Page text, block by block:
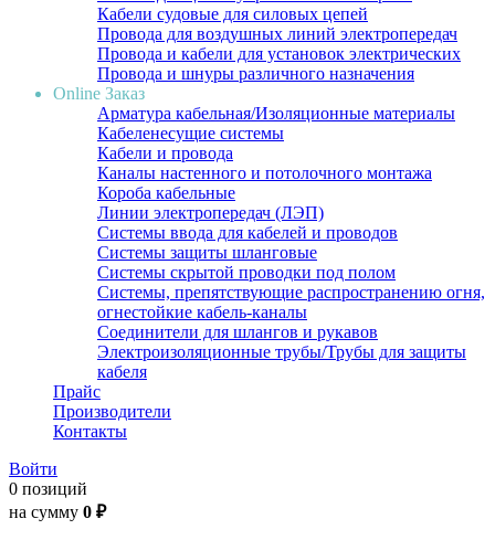
Кабели судовые для силовых цепей
Провода для воздушных линий электропередач
Провода и кабели для установок электрических
Провода и шнуры различного назначения
Online Заказ
Арматура кабельная/Изоляционные материалы
Кабеленесущие системы
Кабели и провода
Каналы настенного и потолочного монтажа
Короба кабельные
Линии электропередач (ЛЭП)
Системы ввода для кабелей и проводов
Системы защиты шланговые
Системы скрытой проводки под полом
Системы, препятствующие распространению огня,
огнестойкие кабель-каналы
Соединители для шлангов и рукавов
Электроизоляционные трубы/Трубы для защиты
кабеля
Прайс
Производители
Контакты
Войти
0 позиций
на сумму 0 ₽